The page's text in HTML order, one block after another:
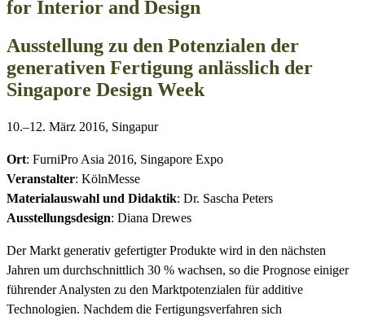
for Interior and Design
Ausstellung zu den Potenzialen der
generativen Fertigung anlässlich der
Singapore Design Week
10.–12. März 2016, Singapur
Ort: FurniPro Asia 2016, Singapore Expo
Veranstalter: KölnMesse
Materialauswahl und Didaktik: Dr. Sascha Peters
Ausstellungsdesign: Diana Drewes
Der Markt generativ gefertigter Produkte wird in den nächsten
Jahren um durchschnittlich 30 % wachsen, so die Prognose einiger
führender Analysten zu den Marktpotenzialen für additive
Technologien. Nachdem die Fertigungsverfahren sich